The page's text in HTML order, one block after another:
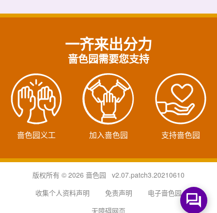
一齐来出分力
啬色园需要您支持
啬色园义工 加入啬色园 支持啬色园
版权所有 © 2026 啬色园 v2.07.patch3.20210610
收集个人资料声明
免责声明
电子啬色园
无障碍网页